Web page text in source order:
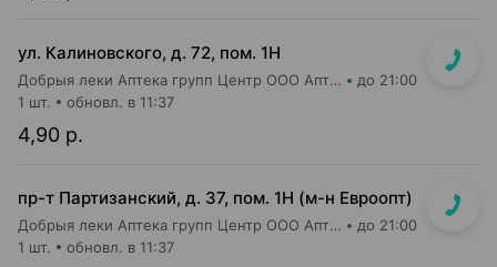
ул. Калиновского, д. 72, пом. 1Н
Добрыя леки Аптека групп Центр ООО Аптека №86 до 21:00
4,90 р.
1 шт. обновл. в 11:37
пр-т Партизанский, д. 37, пом. 1Н (м-н Евроопт)
Добрыя леки Аптека групп Центр ООО Аптека №73 до 21:00
1 шт. обновл. в 11:37